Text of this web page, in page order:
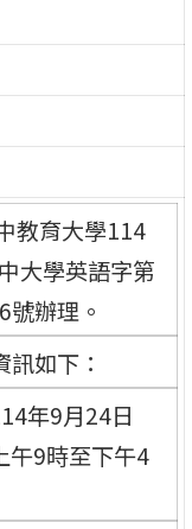
教育大學114
大學英語字第
辦理。
訊如下：
年9月24日
午9時至下午4